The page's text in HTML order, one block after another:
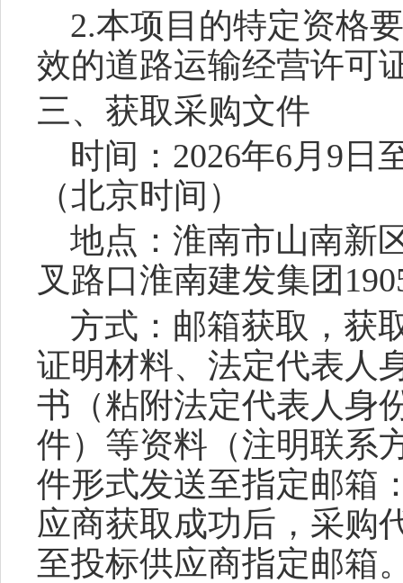
2.本项目的特定资格
效的道路运输经营许可
三、获取采购文件
时间： 2026年6月 9 日
（北京时间）
地点：淮南市山南新
叉路口淮南建发集团
方式： 邮箱获取 ，获
证明材料、法定代表人
书（粘附法定代表人身
件）等资料（注明联系
件形式发送至指定邮箱
应商获取成功后，采购
至投标供应商指定邮箱